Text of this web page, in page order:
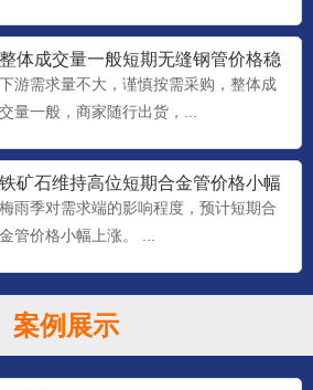
整体成交量一般短期无缝钢管价格稳
中个调整理
下游需求量不大，谨慎按需采购，整体成
交量一般，商家随行出货，...
铁矿石维持高位短期合金管价格小幅
上涨
梅雨季对需求端的影响程度，预计短期合
金管价格小幅上涨。 ...
案例展示